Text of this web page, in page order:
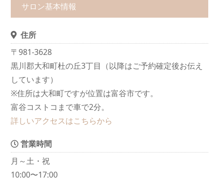
サロン基本情報
住所
〒981-3628
黒川郡大和町杜の丘3丁目（以降はご予約確定後お伝え
しています）
※住所は大和町ですが位置は富谷市です。
富谷コストコまで車で2分。
詳しいアクセスはこちらから
営業時間
月～土・祝
10:00〜17:00